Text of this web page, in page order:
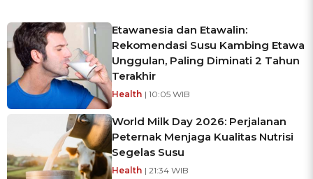
Etawanesia dan Etawalin:
Rekomendasi Susu Kambing Etawa
Unggulan, Paling Diminati 2 Tahun
Terakhir
Health | 10:05 WIB
World Milk Day 2026: Perjalanan
Peternak Menjaga Kualitas Nutrisi
Segelas Susu
Health | 21:34 WIB